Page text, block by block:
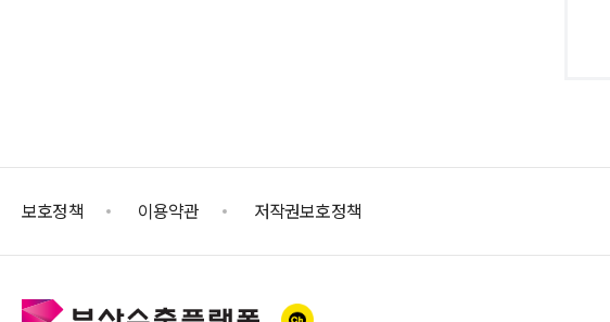
보호정책 이용약관 저작권보호정책